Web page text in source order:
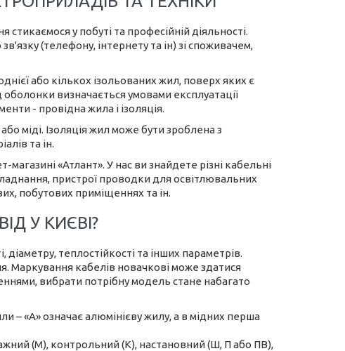
у побуті та професійній діяльності.
(телефону, інтернету та ін) зі споживачем,
або кількох ізольованих жил, поверх яких є
визначається умовами експлуатації
- провідна жила і ізоляція.
міді. Ізоляція жил може бути зроблена з
та ін.
«Атлант». У нас ви знайдете різні кабельні
пристрої проводки для освітлювальних
побутових приміщеннях та ін.
У КИЄВІ?
діаметру, теплостійкості та інших параметрів.
Маркування кабелів новачкові може здатися
вибрати потрібну модель стане набагато
– «А» означає алюмінієву жилу, а в мідних перша
(М), контрольний (К), настановний (Ш, П або ПВ),